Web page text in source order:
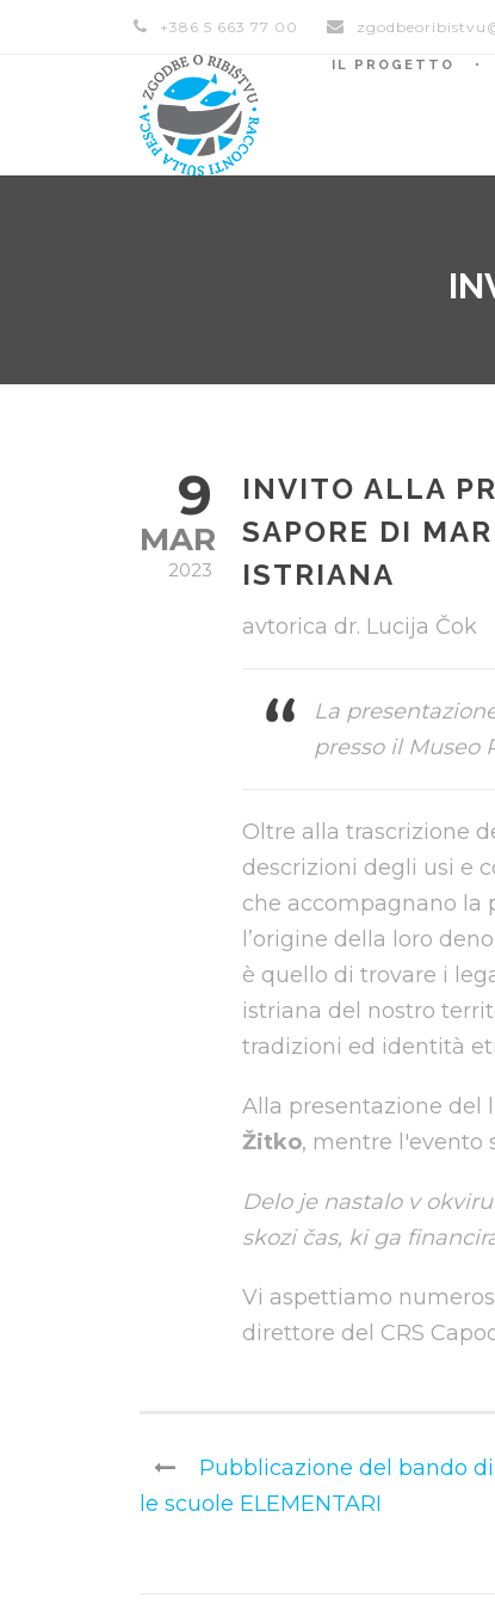
+386 5 663 77 00
IL PROGETTO
9
MAR
2023
INVITO ALLA
SAPORE DI
ISTRIANA
avtorica dr. Lucija Čok
La
presso il Museo
Oltre alla trascrizione
descrizioni degli usi e
che accompagnano la
l’origine della loro
è quello di trovare i
istriana del nostro
tradizioni ed identità
Alla presentazione del
Žitko, mentre l'evento
Delo je nastalo v
skozi čas, ki ga
Vi aspettiamo
direttore del CRS
Pubblicazione del bando di
le scuole ELEMENTARI